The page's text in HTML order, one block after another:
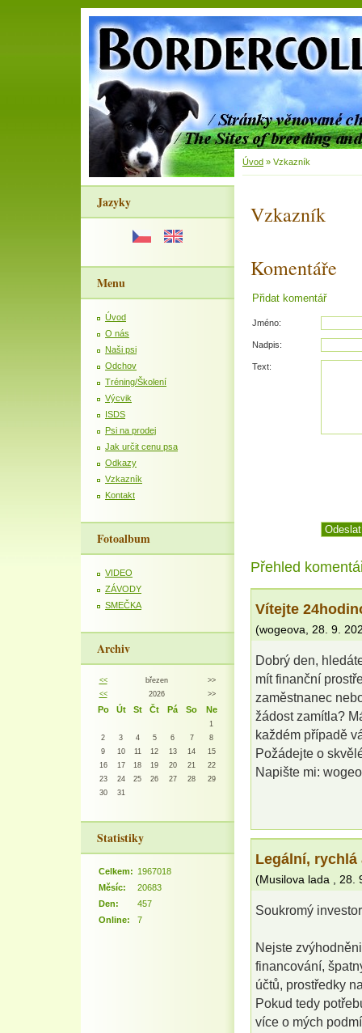
Jazyky
Menu
Úvod
O nás
Naši psi
Odchov
Tréning/Školení
Výcvik
ISDS
Psi na prodej
Jak určit cenu psa
Odkazy
Vzkazník
Kontakt
Fotoalbum
VIDEO
ZÁVODY
SMEČKA
Archiv
<< březen
>>
<<
2026 >>
Po Út St Čt Pá So Ne
1
2
3 4 5 6 7
8
9
10 11 12 13 14
15
16
17 18 19 20 21
22
23
24 25 26 27 28
29
30
31
Statistiky
Online: 7
Celkem: 1967018
Měsíc:
20683
Den:
457
Úvod » Vzkazník
Vzkazník
Komentáře
Přidat komentář
Jméno:
Nadpis:
Text:
Přehled
Vítejte
(wogeova 28. 9.
Dobrý den,
mít finanční
zaměstnanec
žádost zamítla?
každém případě
Požádejte o
Napište mi:
Legální, rychlá
(Musilova lada 28.
Soukromý
Nejste
financování,
účtů, prostředky
Pokud tedy
více o mých